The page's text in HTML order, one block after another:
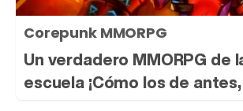
Corepunk MMORPG
Un verdadero MMORPG de
escuela ¡Cómo los de